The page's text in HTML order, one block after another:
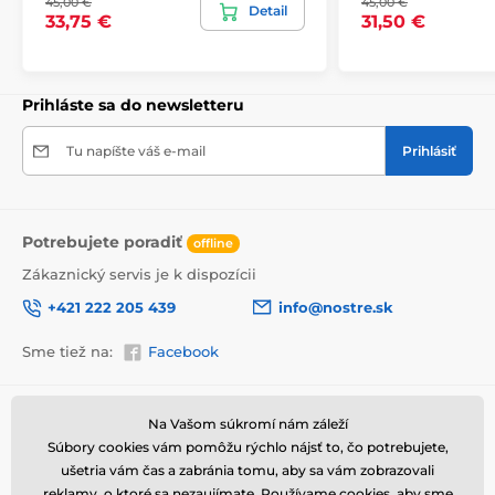
bezpečne doručený až k vám domov. Preto po
dôkladnom odkontrolovaní kvality balíme obrazy do
nezabudneme na krabicu umiestniť informáciu
prepravy.
Výhody obrazov na plátne
33,75 €
Detail
31,50 €
Prihláste sa do newsletteru
Tu napíšte váš e-mail Prihlásiť
Potrebujete poradiť offline
Zákaznický servis je k dispozícii
+421 222 205 439
info@nostre.sk
Sme tiež na: Facebook
Informácie o nákupe
Obchodné a reklamačné
podmienky
Užitočné informácie
Často kladené otázky
Magazín
Na Vašom súkromí nám záleží
Súbory cookies vám pomôžu rýchlo nájsť to, čo potrebujete,
ušetria vám čas a zabránia tomu, aby sa vám zobrazovali